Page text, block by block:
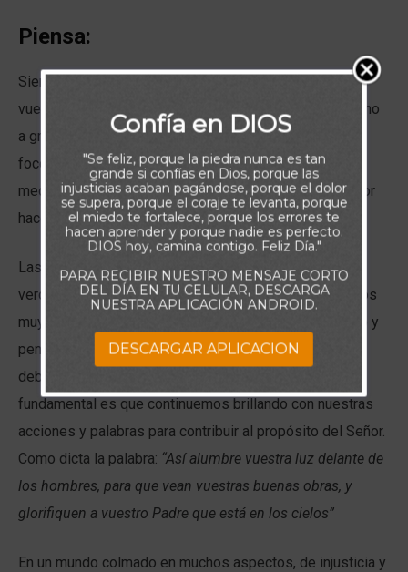
Piensa:
Siempre me gustaron los aviones y más aún tomar un
vuelo de noche. Cada vez me impresiona observar, como
a grandes alturas, una pequeña luz de un edificio o los
focos de un carro son visibles, recordándome que en
medio de la oscuridad hasta el más pequeño resplandor
hace la gran diferencia.
Las escrituras de hoy, refuerzan lo importante de esa
verdad. En los momentos en que sentimos que tenemos
muy poco que ofrecer, cuando nuestra luz ha decrecido y
pensamos que ya no brilla con la misma intensidad,
debemos ser conscientes de que lo realmente
fundamental es que continuemos brillando con nuestras
acciones y palabras para contribuir al propósito del Señor.
Como dicta la palabra: “Así alumbre vuestra luz delante de
los hombres, para que vean vuestras buenas obras, y
glorifiquen a vuestro Padre que está en los cielos”
En un mundo colmado en muchos aspectos, de injusticia y
Confía en DIOS
"Se feliz, porque la piedra nunca es tan
grande si confías en Dios, porque las
injusticias acaban pagándose, porque el dolor
se supera, porque el coraje te levanta, porque
el miedo te fortalece, porque los errores te
hacen aprender y porque nadie es perfecto.
DIOS hoy, camina contigo. Feliz Día."
PARA RECIBIR NUESTRO MENSAJE CORTO
DEL DÍA EN TU CELULAR, DESCARGA
NUESTRA APLICACIÓN ANDROID.
DESCARGAR APLICACION